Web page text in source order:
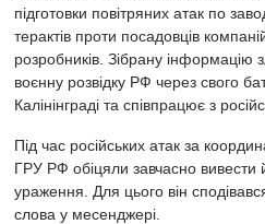
підготовки повітряних атак по
терактів проти посадовців
розробників. Зібрану інформацію
воєнну розвідку РФ через свого
Калінінграді та співпрацює з
Під час російських атак за
ГРУ РФ обіцяли завчасно вивести
ураження. Для цього він
слова у месенджері.